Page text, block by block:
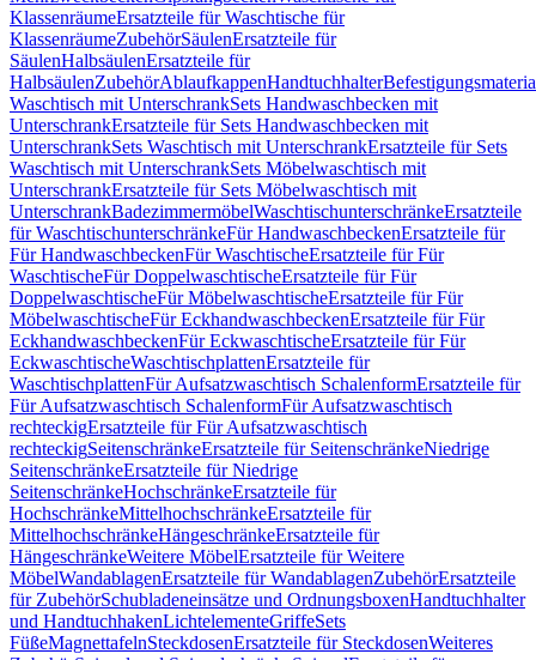
KlassenräumeErsatzteile für Waschtische für
KlassenräumeZubehörSäulenErsatzteile für
SäulenHalbsäulenErsatzteile für
HalbsäulenZubehörAblaufkappenHandtuchhalter
Waschtisch mit UnterschrankSets Handwaschbecken mit
UnterschrankErsatzteile für Sets Handwaschbecken mit
UnterschrankSets Waschtisch mit UnterschrankErsatzteile für Sets
Waschtisch mit UnterschrankSets Möbelwaschtisch mit
UnterschrankErsatzteile für Sets Möbelwaschtisch mit
UnterschrankBadezimmermöbelWaschtischunterschränkeErsatzteile
für WaschtischunterschränkeFür HandwaschbeckenErsatzteile für
Für HandwaschbeckenFür WaschtischeErsatzteile für Für
WaschtischeFür DoppelwaschtischeErsatzteile für Für
DoppelwaschtischeFür MöbelwaschtischeErsatzteile für Für
MöbelwaschtischeFür EckhandwaschbeckenErsatzteile für Für
EckhandwaschbeckenFür EckwaschtischeErsatzteile für Für
EckwaschtischeWaschtischplattenErsatzteile für
WaschtischplattenFür Aufsatzwaschtisch SchalenformErsatzteile für
Für Aufsatzwaschtisch SchalenformFür Aufsatzwaschtisch
rechteckigErsatzteile für Für Aufsatzwaschtisch
rechteckigSeitenschränkeErsatzteile für SeitenschränkeNiedrige
SeitenschränkeErsatzteile für Niedrige
SeitenschränkeHochschränkeErsatzteile für
HochschränkeMittelhochschränkeErsatzteile für
MittelhochschränkeHängeschränkeErsatzteile für
HängeschränkeWeitere MöbelErsatzteile für Weitere
MöbelWandablagenErsatzteile für WandablagenZubehörErsatzteile
für ZubehörSchubladeneinsätze und OrdnungsboxenHandtuchhalter
und HandtuchhakenLichtelementeGriffeSets
FüßeMagnettafelnSteckdosenErsatzteile für SteckdosenWeiteres